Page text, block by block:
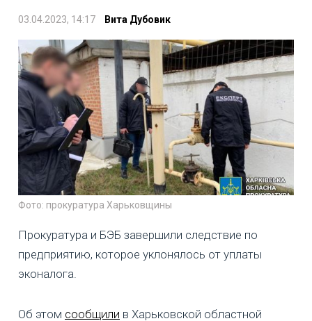
03.04.2023, 14:17 Вита Дубовик
Фото: прокуратура Харьковщины
Прокуратура и БЭБ завершили следствие по
предприятию, которое уклонялось от уплаты
эконалога.
Об этом сообщили в Харьковской областной